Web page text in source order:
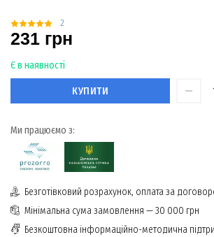
2
231 грн
Є в наявності
КУПИТИ
Ми працюємо з:
Безготівковий розрахунок, оплата за
Мінімальна сума замовлення — 30 000 грн
Безкоштовна інформаційно-методична